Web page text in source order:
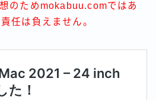
のためmokabuu.comではあ
任は負えません。